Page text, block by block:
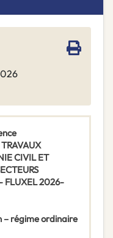
CIVIL ET
FLUXEL 2026-
– régime ordinaire